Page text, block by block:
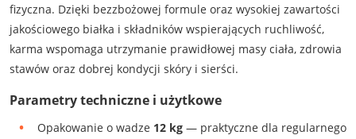
fizyczna. Dzięki bezzbożowej formule oraz wysokiej zawartości
jakościowego białka i składników wspierających ruchliwość,
karma wspomaga utrzymanie prawidłowej masy ciała, zdrowia
stawów oraz dobrej kondycji skóry i sierści.
Parametry techniczne i użytkowe
Opakowanie o wadze 12 kg— praktyczne dla regularnego